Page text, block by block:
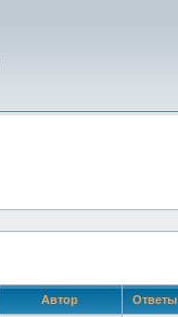
Автор Ответы